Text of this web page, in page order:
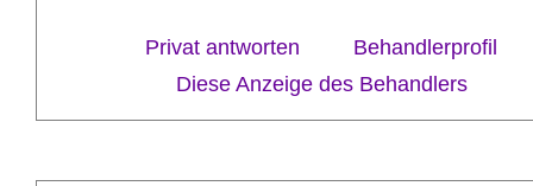
Privat antworten
Behandlerprofil
Diese Anzeige des Behandlers